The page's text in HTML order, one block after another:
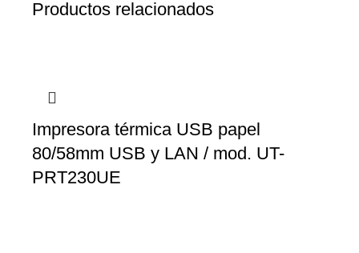
Productos relacionados
Impresora térmica USB papel
80/58mm USB y LAN / mod. UT-
PRT230UE